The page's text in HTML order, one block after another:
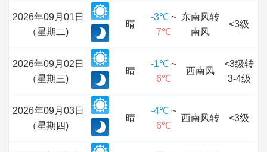
2026年09月01日
（星期二)
晴
-3℃ ~
7℃
东南风转
南风
<3级
2026年09月02日
（星期三)
晴
-1℃ ~
6℃
西南风
<3级转
3-4级
2026年09月03日
（星期四)
晴
-4℃ ~
6℃
西南风转 <3级